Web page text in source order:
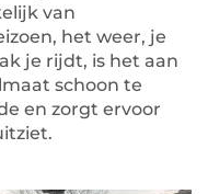
van
het weer, je
je rijdt, is het aan
schoon te
en zorgt ervoor